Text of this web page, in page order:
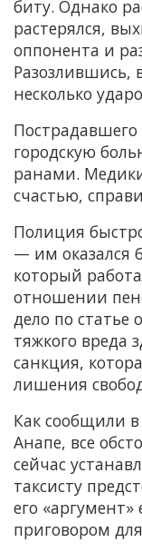
биту. Однако
растерялся,
оппонента и
Разозлившись,
несколько
Пострадавшего
городскую
ранами.
счастью,
Полиция
— им оказался
который
отношении
дело по
тяжкого вреда
санкция,
лишения
Как сообщили
Анапе, все
сейчас
таксисту
его
приговором